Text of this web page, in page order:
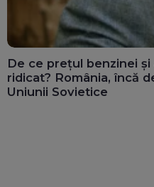
De ce prețul benzinei
ridicat? România, încă
Uniunii Sovietice